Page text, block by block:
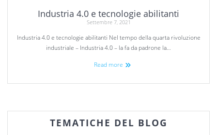
Industria 4.0 e tecnologie abilitanti
Settembre 7, 2021
Industria 4.0 e tecnologie abilitanti Nel tempo della quarta rivoluzione
industriale – Industria 4.0 – la fa da padrone la…
Read more
TEMATICHE DEL BLOG